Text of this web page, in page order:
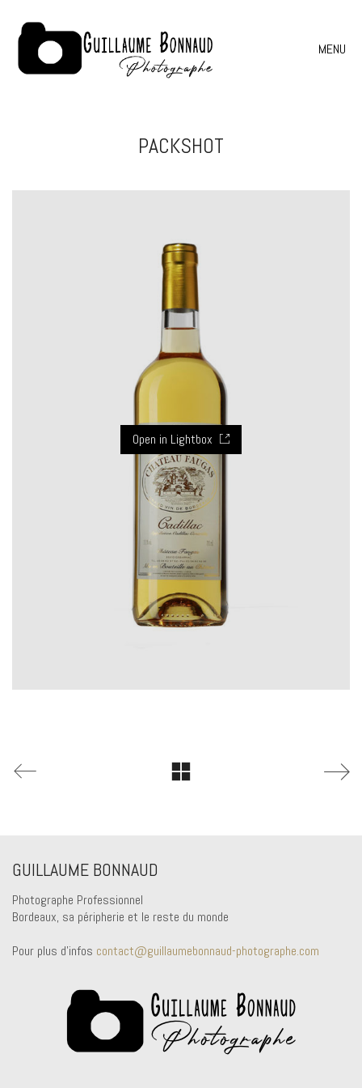
MENU
PACKSHOT
Open in Lightbox
GUILLAUME BONNAUD
Photographe Professionnel
Bordeaux, sa péripherie et le reste du monde
Pour plus d'infos contact@guillaumebonnaud-photographe.com